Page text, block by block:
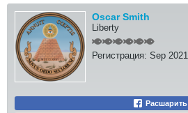
Oscar Smith
Liberty
Регистрация: Sep 2021
Расшарить